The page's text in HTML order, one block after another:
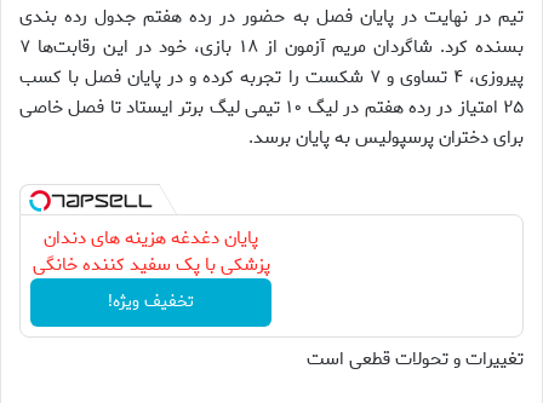
تیم در نهایت در پایان فصل به حضور در رده هفتم جدول رده بندی
بسنده کرد. شاگردان مریم آزمون از ۱۸ بازی، خود در این رقابت‌ها ۷
پیروزی، ۴ تساوی و ۷ شکست را تجربه کرده و در پایان فصل با کسب
۲۵ امتیاز در رده هفتم در لیگ ۱۰ تیمی لیگ برتر ایستاد تا فصل خاصی
برای دختران پرسپولیس به پایان برسد.
پایان دغدغه هزینه های دندان
پزشکی با پک سفید کننده خانگی
تخفیف ویژه!
تغییرات و تحولات قطعی است